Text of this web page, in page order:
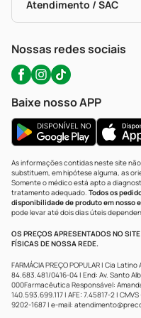
Políticas De Marketplace
Portal Da Privacidade
Atendimento / SAC
Nossas redes sociais
Baixe nosso APP
As informações contidas neste site
substituem, em hipótese alguma, as
Somente o médico está apto a
tratamento adequado. Todos os
disponibilidade de produto em nosso
pode levar até dois dias úteis
OS PREÇOS APRESENTADOS NO
FÍSICAS DE NOSSA REDE.
FARMÁCIA PREÇO POPULAR | Cia
84.683.481/0416-04 | End: Av. Santo
000Farmacêutica Responsável:
140.593.699.117 | AFE: 7.45817-2 |
9202-1687 | e-mail: